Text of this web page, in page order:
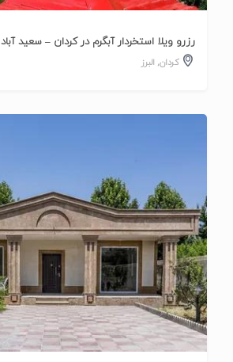
رزرو ویلا استخردار آبگرم در کردان – سعید آباد
کردان, البرز